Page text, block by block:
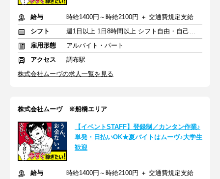
給与
時給1400円～時給2100円 ＋ 交通費規定支給
シフト
週1日以上 1日8時間以上 シフト自由・自己申告
雇用形態
アルバイト・パート
アクセス
調布駅
株式会社ムーヴの求人一覧を見る
株式会社ムーヴ ※船橋エリア
【イベントSTAFF】登録制／カンタン作業♪
単発・日払いOK★夏バイトはムーヴ♪大学生
歓迎
給与
時給1400円～時給2100円 ＋ 交通費規定支給